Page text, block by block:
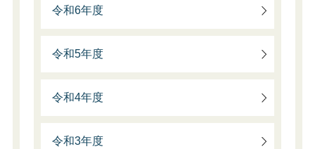
令和6年度
令和5年度
令和4年度
令和3年度